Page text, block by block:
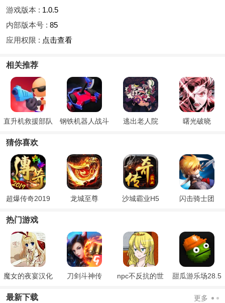
游戏版本 : 1.0.5
内部版本号 : 85
应用权限 : 点击查看
相关推荐
直升机救援部队 钢铁机器人战斗 逃出老人院 曙光破晓
猜你喜欢
超爆传奇2019 龙城至尊 沙城霸业H5 闪击骑士团
热门游戏
魔女的夜宴汉化
刀剑斗神传
npc不反抗的世
甜瓜游乐场28.5
最新下载 更多